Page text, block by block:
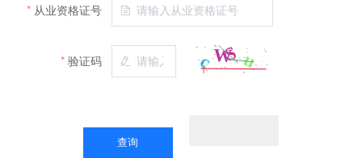
从业资格证号
验证码